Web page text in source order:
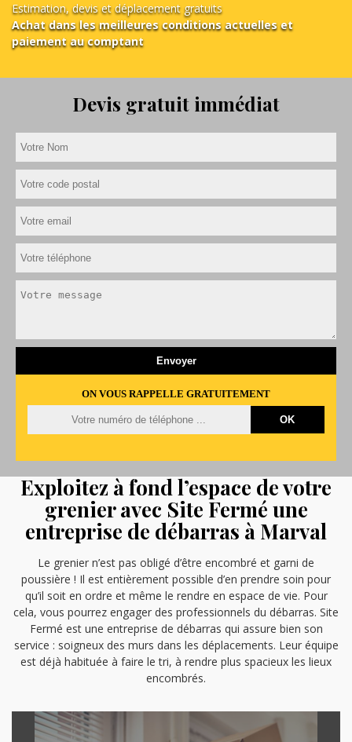
Estimation, devis et déplacement gratuits
Achat dans les meilleures conditions actuelles et
paiement au comptant
Devis gratuit immédiat
ON VOUS RAPPELLE GRATUITEMENT
Exploitez à fond l’espace de votre
grenier avec Site Fermé une
entreprise de débarras à Marval
Le grenier n’est pas obligé d’être encombré et garni de
poussière ! Il est entièrement possible d’en prendre soin pour
qu’il soit en ordre et même le rendre en espace de vie. Pour
cela, vous pourrez engager des professionnels du débarras. Site
Fermé est une entreprise de débarras qui assure bien son
service : soigneux des murs dans les déplacements. Leur équipe
est déjà habituée à faire le tri, à rendre plus spacieux les lieux
encombrés.